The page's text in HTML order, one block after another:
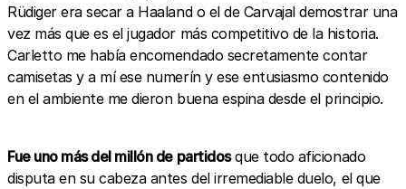
Rüdiger era secar a Haaland o el de Carvajal demostrar una
vez más que es el jugador más competitivo de la historia.
Carletto me había encomendado secretamente contar
camisetas y a mí ese numerín y ese entusiasmo contenido
en el ambiente me dieron buena espina desde el principio.
Fue uno más del millón de partidosque todo aficionado
disputa en su cabeza antes del irremediable duelo, el que